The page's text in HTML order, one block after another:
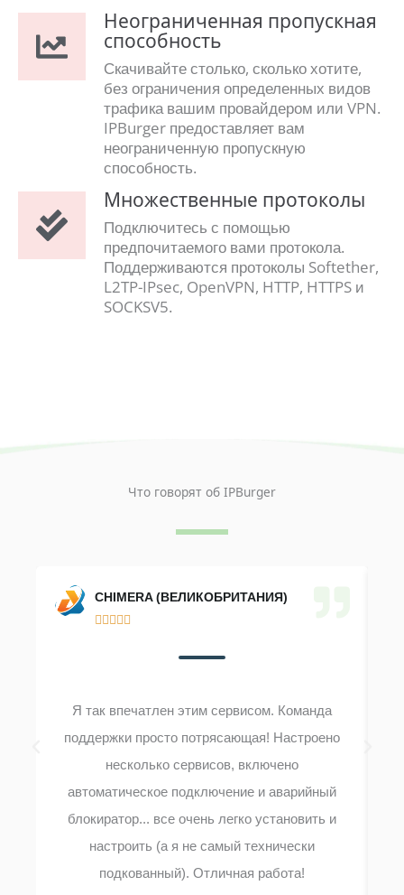
Неограниченная пропускная
способность
Скачивайте столько, сколько хотите,
без ограничения определенных видов
трафика вашим провайдером или VPN.
IPBurger предоставляет вам
неограниченную пропускную
способность.
Множественные протоколы
Подключитесь с помощью
предпочитаемого вами протокола.
Поддерживаются протоколы Softether,
L2TP-IPsec, OpenVPN, HTTP, HTTPS и
SOCKSV5.
Что говорят об IPBurger
CHIMERA (ВЕЛИКОБРИТАНИЯ)

Я так впечатлен этим сервисом. Команда
поддержки просто потрясающая! Настроено
несколько сервисов, включено
автоматическое подключение и аварийный
блокиратор... все очень легко установить и
настроить (а я не самый технически
подкованный). Отличная работа!